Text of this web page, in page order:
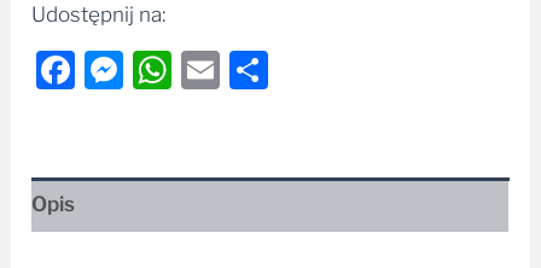
Udostępnij na:
Facebook
Messenger
WhatsApp
Email
Opis